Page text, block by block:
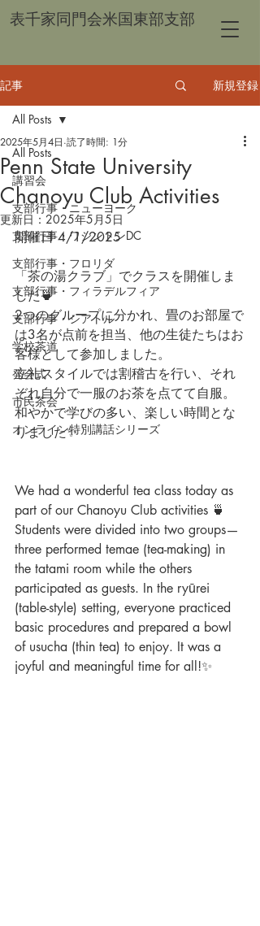
表千家同門会米国東部支部
記事 新規登録
All Posts
講習会
支部行事・ニューヨーク
支部行事・ワシントンDC
支部行事・フロリダ
支部行事・フィラデルフィア
支部行事・シアトル
学校茶道
発会式
市民茶会
オンライン特別講話シリーズ
All Posts
Penn State University
Chanoyu Club Activities
2025年5月4日 読了時間: 1分
更新日：2025年5月5日
開催日 4/1/2025
「茶の湯クラブ」でクラスを開催しま
した🍵
2つのグループに分かれ、畳のお部屋で
は3名が点前を担当、他の生徒たちはお
客様として参加しました。
立礼スタイルでは割稽古を行い、それ
ぞれ自分で一服のお茶を点てて自服。
和やかで学びの多い、楽しい時間とな
りました✨
We had a wonderful tea class today as
part of our Chanoyu Club activities 🍵
Students were divided into two groups—
three performed temae (tea-making) in
the tatami room while the others
participated as guests. In the ryūrei
(table-style) setting, everyone practiced
basic procedures and prepared a bowl
of usucha (thin tea) to enjoy. It was a
joyful and meaningful time for all!✨